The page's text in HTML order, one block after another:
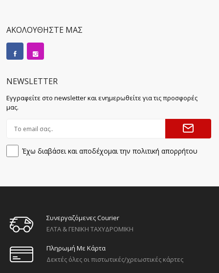
ΑΚΟΛΟΥΘΗΣΤΕ ΜΑΣ
NEWSLETTER
Εγγραφείτε στο newsletter και ενημερωθείτε για τις προσφορές
μας.
Έχω διαβάσει και αποδέχομαι την πολιτική απορρήτου
Συνεργαζόμενες Courier
ΕΛΤΑ & ΓΕΝΙΚΗ ΤΑΧΥΔΡΟΜΙΚΗ
Πληρωμή Με Κάρτα
Δεκτές όλες οι πιστωτικές/χρεωστικές κάρτες